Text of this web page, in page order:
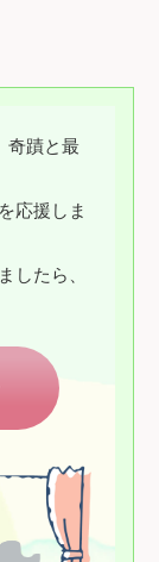
奇蹟と最
応援しま
したら、